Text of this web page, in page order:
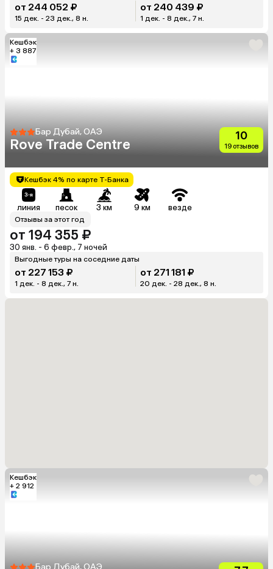
от 244 052 ₽
15 дек. - 23 дек., 8 н.
от 240 439 ₽
1 дек. - 8 дек., 7 н.
Кешбэк
+ 3 887
Бар Дубай, ОАЭ
Rove Trade Centre
10
19 отзывов
Кешбэк 4% по карте Т-Банка
линия песок 3 км 9 км везде
Отзывы за этот год
от 194 355 ₽
30 янв. - 6 февр., 7 ночей
Выгодные туры на соседние даты
от 227 153 ₽
1 дек. - 8 дек., 7 н.
от 271 181 ₽
20 дек. - 28 дек., 8 н.
Кешбэк
+ 2 912
Бар Дубай, ОАЭ